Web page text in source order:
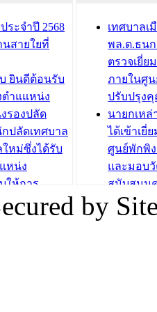
ลเมือง
อบรมอาชีพ
ลักสูตรการ
าสติก)
ถนนแก่เ
เด็กเล็ก
เทศบาลเ
ปรึกษาห
วัยของอ
บทความ อื่นๆ ...
ระจำปี 2568
นสายใยที่
ยินดีต้อนรับ
ตำแแหน่ง
รองปลัด
ปลัดเทศบาล
หม่ซึ่งได้รับ
หน่ง
ให้การ
ผ่านการ
ายงานผู้
เทศบาลเ
พล.ต.ธน
ตรวจเยี่ย
ภายในศู
ปรับปรุง
นายกเห
ได้เข้าเยี่
ศูนย์พักพิ
และมอบ
สนับสนุน
ภัยน้ำท่วม
ภาพบรร
by